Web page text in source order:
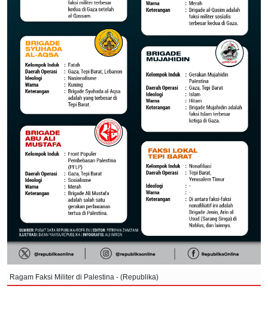
Ragam Faksi Militer di Palestina - (Republika)